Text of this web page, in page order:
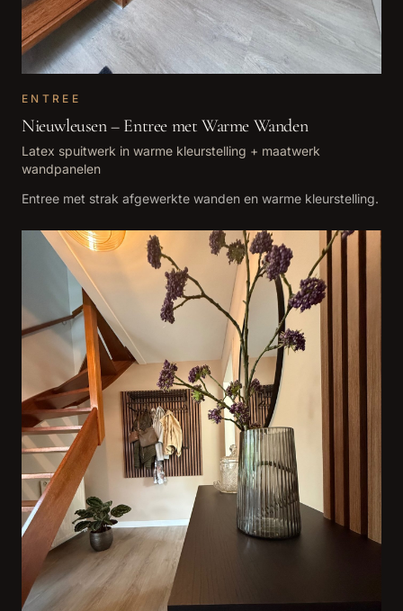
ENTREE
Nieuwleusen – Entree met Warme Wanden
Latex spuitwerk in warme kleurstelling + maatwerk
wandpanelen
Entree met strak afgewerkte wanden en warme kleurstelling.